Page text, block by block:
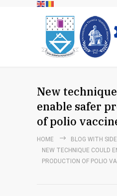
New
enable safer
of polio
HOME
BLOG WITH
NEW TECHNIQUE COULD
PRODUCTION OF POLIO